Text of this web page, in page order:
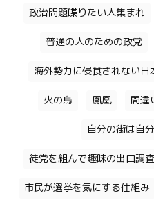
政治問題喋りたい人集まれ
普通の人のための政党
海外勢力に侵食されない日
火の鳥 鳳凰 間違
自分の街は自
徒党を組んで趣味の出口調
市民が選挙を気にする仕組み